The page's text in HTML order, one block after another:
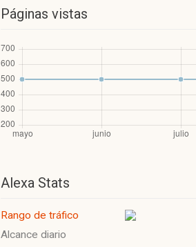
Páginas vistas
Alexa Stats
Rango de tráfico
Alcance diario